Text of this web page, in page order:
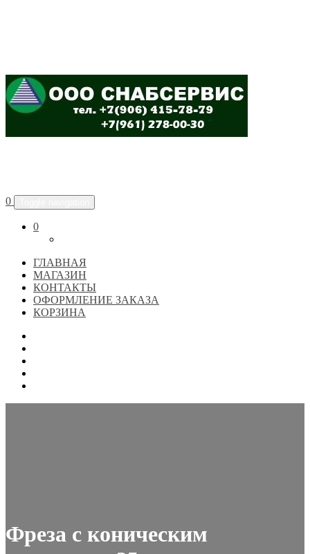
0
0
ГЛАВНАЯ
МАГАЗИН
КОНТАКТЫ
ОФОРМЛЕНИЕ ЗАКАЗА
КОРЗИНА
Фреза с коническим